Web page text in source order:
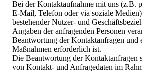
Bei der Kontaktaufnahme mit uns (z.B.
E-Mail, Telefon oder via soziale
bestehender Nutzer- und
Angaben der anfragenden Personen
Beantwortung der Kontaktanfragen und
Maßnahmen erforderlich ist.
Die Beantwortung der Kontaktanfragen
von Kontakt- und Anfragedaten im